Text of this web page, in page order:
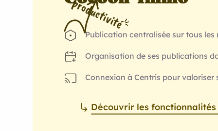
Publication centralisée sur tous les
Organisation de ses publications
Connexion à Centris pour valoriser
Découvrir les
p
r
o
du
c
t
i
v
i
t
é